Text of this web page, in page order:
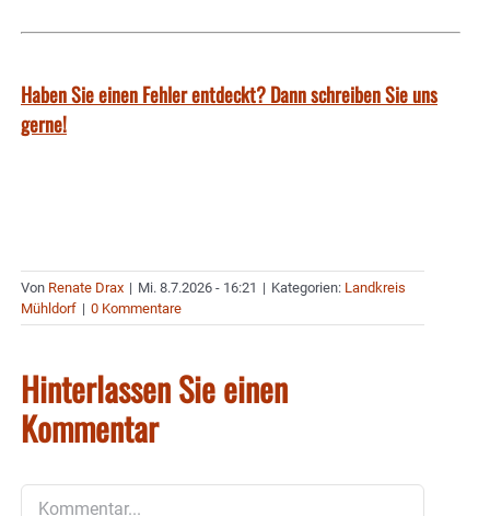
Haben Sie einen Fehler entdeckt? Dann schreiben Sie uns
gerne!
Von Renate Drax | Mi. 8.7.2026 - 16:21 | Kategorien: Landkreis
Mühldorf | 0 Kommentare
Hinterlassen Sie einen
Kommentar